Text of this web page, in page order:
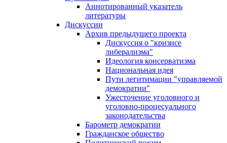
Аннотированный указатель
литературы
Дискуссии
Архив предыдущего проекта
Дискуссия о "кризисе
либерализма"
Идеология консерватизма
Национальная идея
Пути легитимации "управляемой
демократии"
Ужесточение уголовного и
уголовно-процесуального
законодательства
Барометр демократии
Гражданское общество